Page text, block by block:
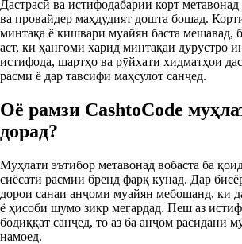
Дастрасӣ ва истифодабарии корт
ва провайдер маҳдудият дошта бошад.
минтақа ё кишвари муайян баста мешавад,
аст, ки ҳангоми харид минтақаи дурустро
истифода, шартҳо ва рӯйхати хидматҳои
расмӣ ё дар тавсифи маҳсулот санҷед.
Оё рамзи CashtoCode
дорад?
Муҳлати эътибор метавонад вобаста ба
сиёсати расмии бренд фарқ кунад. Дар
дорои санаи анҷоми муайян мебошанд, ки
ё ҳисоби шумо зикр мегардад. Пеш аз
бодиққат санҷед, то аз ба анҷом расидани
намоед.